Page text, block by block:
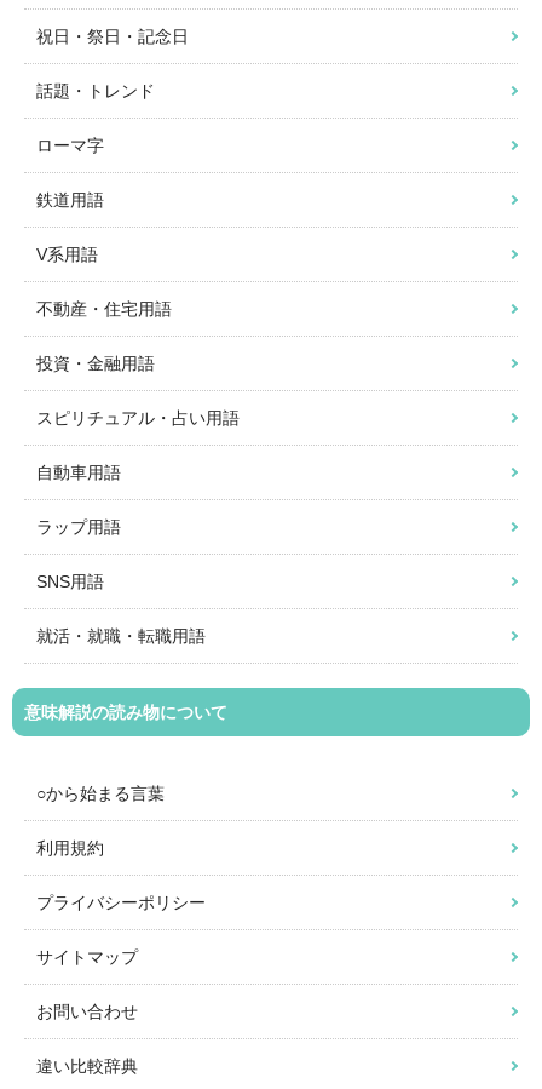
祝日・祭日・記念日
話題・トレンド
ローマ字
鉄道用語
V系用語
不動産・住宅用語
投資・金融用語
スピリチュアル・占い用語
自動車用語
ラップ用語
SNS用語
就活・就職・転職用語
意味解説の読み物について
○から始まる言葉
利用規約
プライバシーポリシー
サイトマップ
お問い合わせ
違い比較辞典